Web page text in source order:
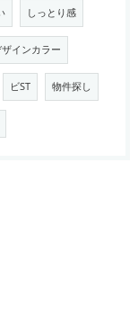
しっとり感
インカラー
ビST 物件探し